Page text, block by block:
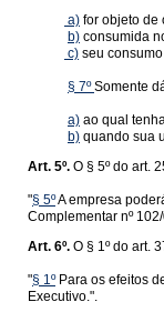
a) for objeto de
b) consumida
c) seu
§ 7º Somente
a) ao qual
b) quando sua
Art. 5º. O § 5º do art.
"§ 5ºA empresa
Complementar nº
Art. 6º. O § 1º do art.
"§ 1ºPara os efeitos
Executivo.".